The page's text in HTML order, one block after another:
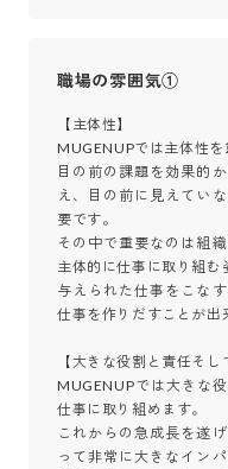
職場の雰囲気①
【主体性】
MUGENUPでは主体性を
目の前の課題を効果的
え、目の前に見えてい
要です。
その中で重要なのは組
主体的に仕事に取り組む
与えられた仕事をこな
仕事を作りだすことが出
【大きな役割と責任そし
MUGENUPでは大きな
仕事に取り組めます。
これからの急成長を遂
って非常に大きなイン